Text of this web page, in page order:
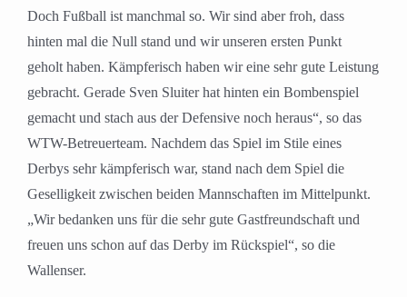
Doch Fußball ist manchmal so. Wir sind aber froh, dass
hinten mal die Null stand und wir unseren ersten Punkt
geholt haben. Kämpferisch haben wir eine sehr gute Leistung
gebracht. Gerade Sven Sluiter hat hinten ein Bombenspiel
gemacht und stach aus der Defensive noch heraus“, so das
WTW-Betreuerteam. Nachdem das Spiel im Stile eines
Derbys sehr kämpferisch war, stand nach dem Spiel die
Geselligkeit zwischen beiden Mannschaften im Mittelpunkt.
„Wir bedanken uns für die sehr gute Gastfreundschaft und
freuen uns schon auf das Derby im Rückspiel“, so die
Wallenser.